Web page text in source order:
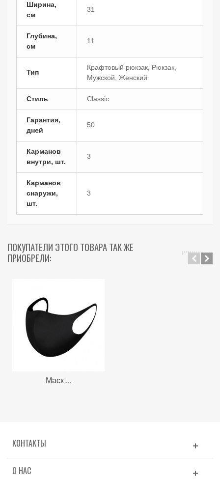
Ширина,
см
31
Глубина,
см
11
Тип
Крафтовый рюкзак, Рюкзак,
Мужской, Женский
Стиль Classic
Гарантия,
дней
50
Карманов
внутри, шт.
3
Карманов
снаружи,
шт.
3
ПОКУПАТЕЛИ ЭТОГО ТОВАРА ТАК ЖЕ
ПРИОБРЕЛИ:
Маск ...
КОНТАКТЫ
О НАС